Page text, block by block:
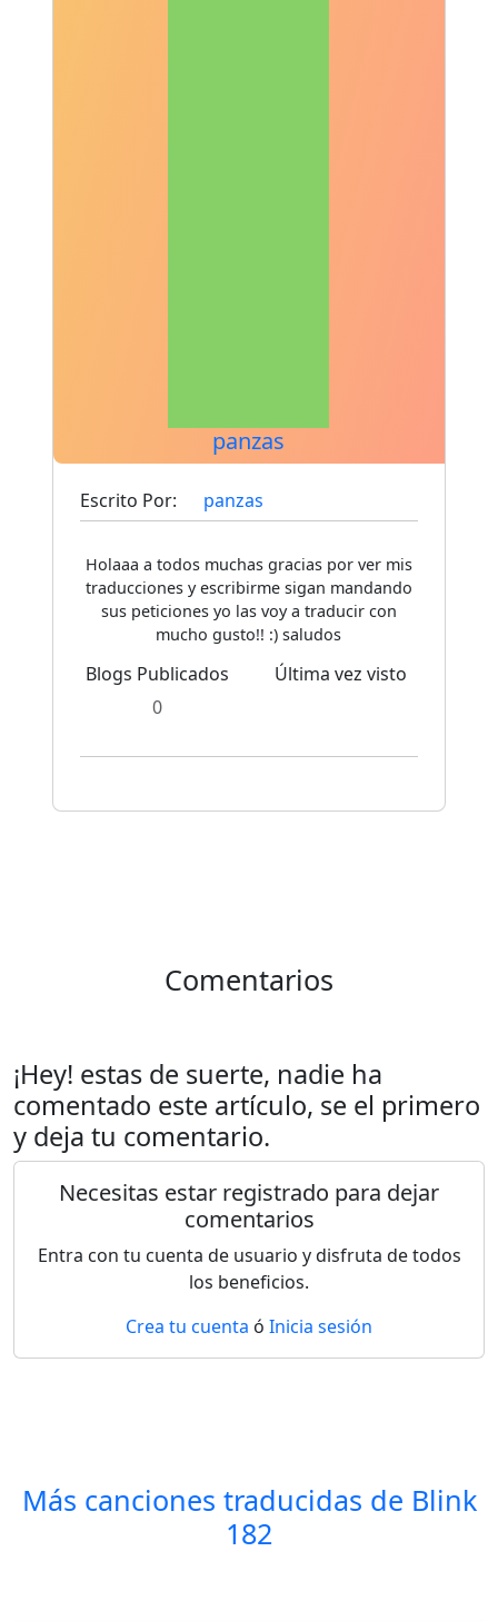
panzas
Escrito Por: panzas
Holaaa a todos muchas gracias por ver mis
traducciones y escribirme sigan mandando
sus peticiones yo las voy a traducir con
mucho gusto!! :) saludos
Blogs Publicados
0
Última vez visto
Comentarios
¡Hey! estas de suerte, nadie ha
comentado este artículo, se el primero
y deja tu comentario.
Necesitas estar registrado para dejar
comentarios
Entra con tu cuenta de usuario y disfruta de todos
los beneficios.
Crea tu cuenta ó Inicia sesión
Más canciones traducidas de Blink
182